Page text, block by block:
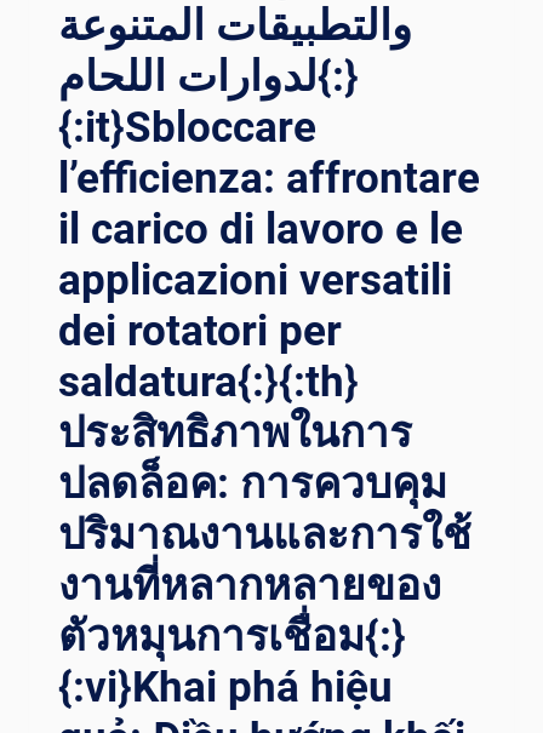
عدد ا
ستخدامات ا
ي ت
كنولوجيا ا
للحام{:}{:
IT}RIVOLUZIONARE LA
ECISIONE DI
LDATURA: SV
ELARE LA
VE
RSATILITÀ DE
I RO
TATORI NE
LLA TE
CNOLOGIA DI
LDATURA{:}{:
ิวัติคว
ามแม
่นยำใน
กา
รเช
والتطبيقات المتنوعة
لدوارات اللحام{:}
{:it}Sbloccare
l’efficienza: affrontare
il carico di lavoro e le
applicazioni versatili
dei rotatori per
saldatura{:}{:th}
ประสิทธิภาพในการ
ปลดล็อค: การควบคุม
ปริมาณงานและการใช้
งานที่หลากหลายของ
ตัวหมุนการเชื่อม{:}
{:vi}Khai phá hiệu